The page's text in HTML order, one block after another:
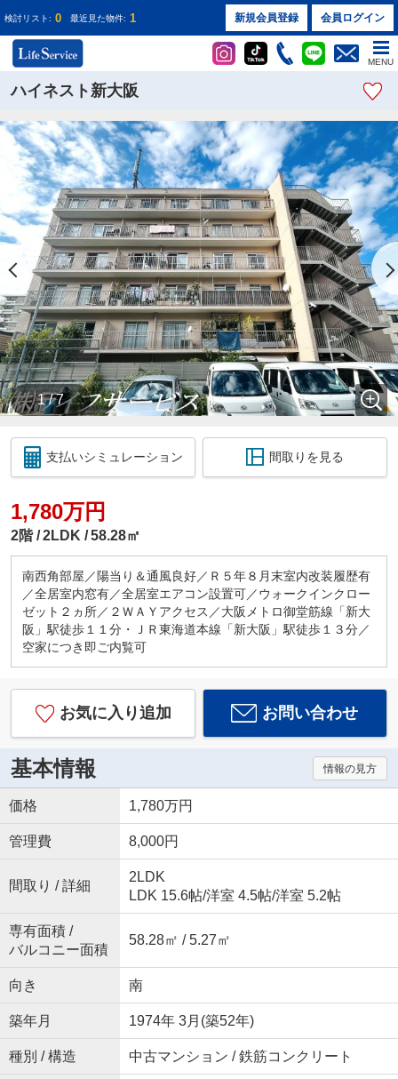
検討リスト: 0 最近見た物件: 1 新規会員登録 会員ログイン
MENU
ハイネスト新大阪
1 / 7
支払いシミュレーション 間取りを見る
1,780万円
2階 2LDK 58.28㎡
南西角部屋／陽当り＆通風良好／Ｒ５年８月末室内改装履歴有
／全居室内窓有／全居室エアコン設置可／ウォークインクロー
ゼット２ヵ所／２ＷＡＹアクセス／大阪メトロ御堂筋線「新大
阪」駅徒歩１１分・ＪＲ東海道本線「新大阪」駅徒歩１３分／
空家につき即ご内覧可
お気に入り追加 お問い合わせ
基本情報 情報の見方
価格 1,780万円
管理費 8,000円
間取り / 詳細
2LDK
LDK 15.6帖/洋室 4.5帖/洋室 5.2帖
専有面積 /
バルコニー面積
58.28㎡ / 5.27㎡
向き 南
築年月 1974年 3月(築52年)
種別 / 構造 中古マンション / 鉄筋コンクリート